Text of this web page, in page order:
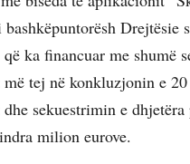
bashkëpuntorësh Drejtësie
ka financuar me shumë
tej në konkluzjonin e 20
sekuestrimin e dhjetëra
milion eurove.